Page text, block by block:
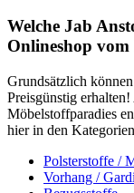
Welche Jab
Onlineshop
Grundsätzlich
Preisgünstig
Möbelstoffparadies
hier in den
Polsterstoffe /
Vorhang /